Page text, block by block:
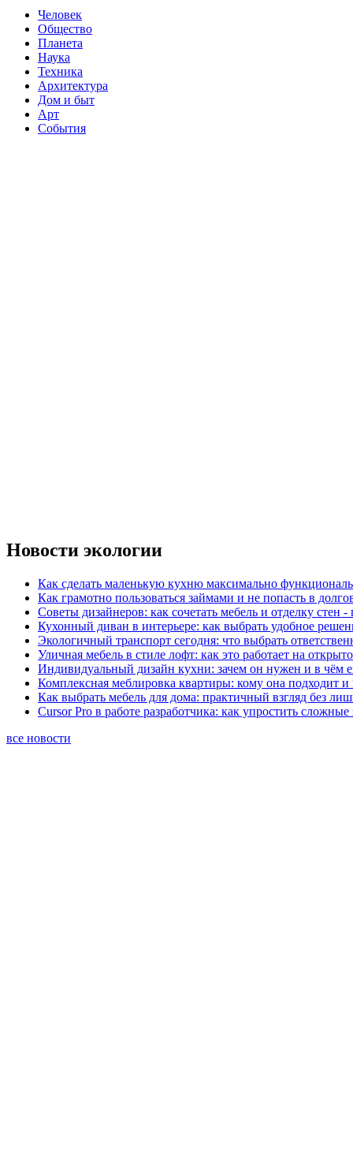
Человек
Общество
Планета
Наука
Техника
Архитектура
Дом и быт
Арт
События
Новости экологии
Как сделать маленькую кухню максимально
Как грамотно пользоваться займами и не попасть в
Советы дизайнеров: как сочетать мебель и отделку стен
Кухонный диван в интерьере: как выбрать удобное
Экологичный транспорт сегодня: что выбрать
Уличная мебель в стиле лофт: как это работает на
Индивидуальный дизайн кухни: зачем он нужен и в чём
Комплексная меблировка квартиры: кому она подходит и
Как выбрать мебель для дома: практичный взгляд без
Cursor Pro в работе разработчика: как упростить
все новости